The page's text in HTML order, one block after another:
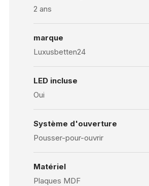
2 ans
marque
Luxusbetten24
LED incluse
Oui
Système d'ouverture
Pousser-pour-ouvrir
Matériel
Plaques MDF